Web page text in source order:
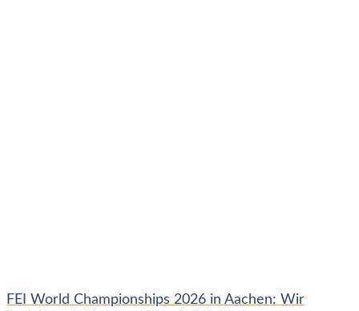
FEI World Championships 2026 in Aachen: Wir